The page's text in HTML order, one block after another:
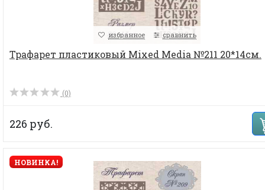
избранное сравнить
Трафарет пластиковый Mixed Media №211 20*14см.
(0)
226 руб.
НОВИНКА!